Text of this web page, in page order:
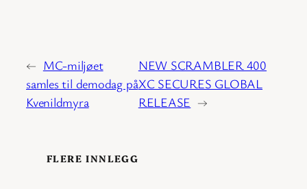
← MC-miljøet
samles til demodag på
Kvenildmyra
NEW SCRAMBLER 400
XC SECURES GLOBAL
RELEASE →
FLERE INNLEGG